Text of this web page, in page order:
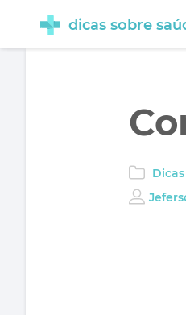
dicas sobre